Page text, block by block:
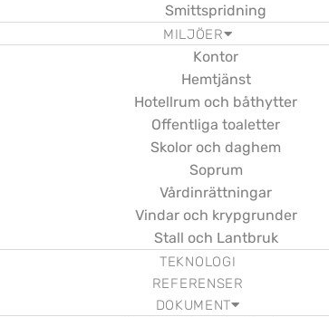
Smittspridning
MILJÖER
Kontor
Hemtjänst
Hotellrum och båthytter
Offentliga toaletter
Skolor och daghem
Soprum
Vårdinrättningar
Vindar och krypgrunder
Stall och Lantbruk
TEKNOLOGI
REFERENSER
DOKUMENT